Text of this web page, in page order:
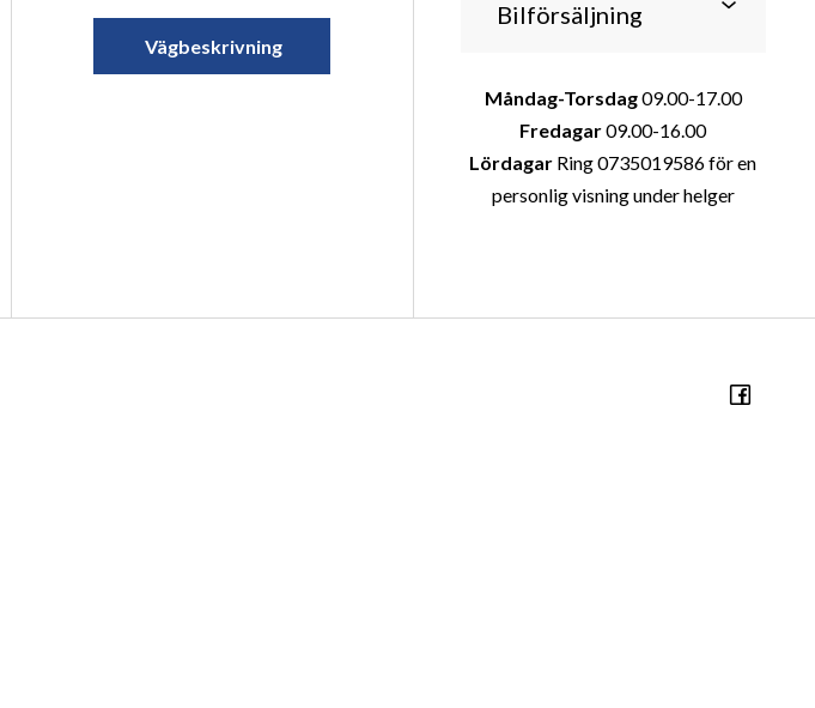
Vägbeskrivning
Måndag-Torsdag09.00-17.00
Fredagar09.00-16.00
Lördagar Ring 0735019586 för en
personlig visning under helger